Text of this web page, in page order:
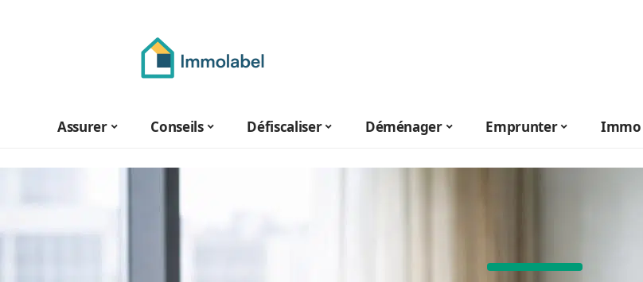
Assurer Conseils Défiscaliser Déménager Emprunter Immo